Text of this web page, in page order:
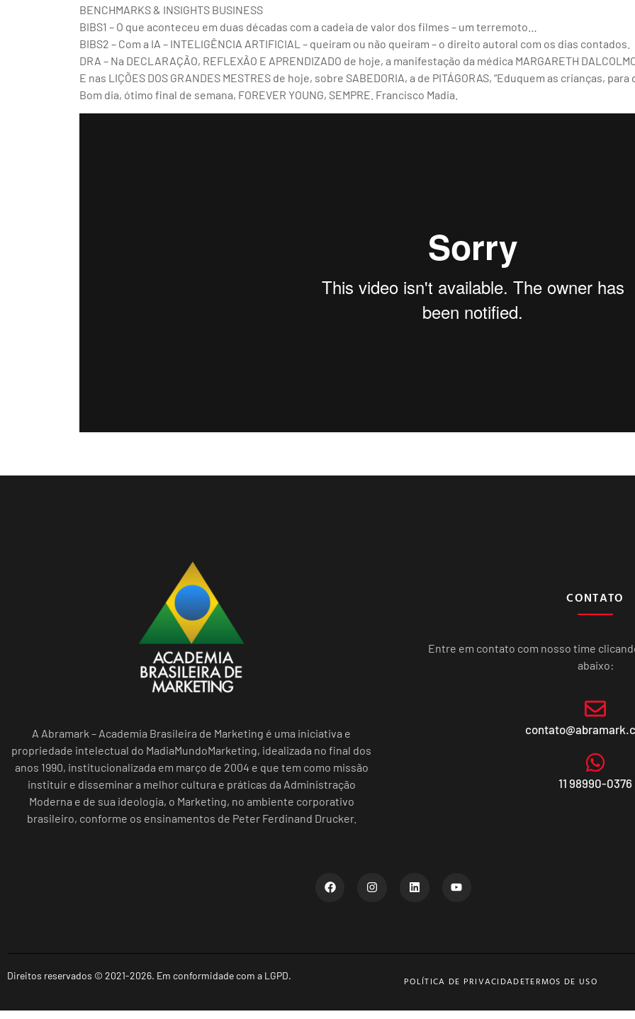
BENCHMARKS & INSIGHTS BUSINESS
BIBS1 – O que aconteceu em duas décadas com a cadeia de valor dos filmes – um terremoto…
BIBS2 – Com a IA – INTELIGÊNCIA ARTIFICIAL – queiram ou não queiram – o direito autoral com os dias contados.
DRA – Na DECLARAÇÃO, REFLEXÃO E APRENDIZADO de hoje, a manifestação da médica MARGARETH
E nas LIÇÕES DOS GRANDES MESTRES de hoje, sobre SABEDORIA, a de PITÁGORAS, “Eduquem as crianças,
Bom dia, ótimo final de semana, FOREVER YOUNG, SEMPRE. Francisco Madia.
A Abramark – Academia Brasileira de Marketing é uma iniciativa e
propriedade intelectual do MadiaMundoMarketing, idealizada no final dos
anos 1990, institucionalizada em março de 2004 e que tem como missão
instituir e disseminar a melhor cultura e práticas da Administração
Moderna e de sua ideologia, o Marketing, no ambiente corporativo
brasileiro, conforme os ensinamentos de Peter Ferdinand Drucker.
CONTATO
Entre em contato com nosso time
abaixo:
11 98990-0376
Direitos reservados © 2021-2026. Em conformidade com a LGPD. POLÍTICA DE PRIVACIDADETERMOS DE USO